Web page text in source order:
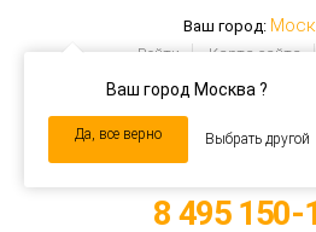
Ваш город:
Ваш город Москва ?
Да, все верно Выбрать другой
Войти Карта сайта
navigation
8 495 150-